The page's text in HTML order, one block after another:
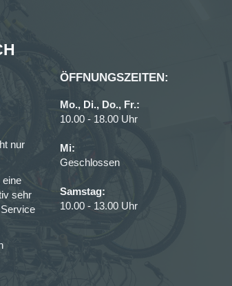
nur
eine
sehr
ÖFFNUNGSZEITEN:
Mo., Di., Do., Fr.:
10.00 - 18.00 Uhr
Mi:
Geschlossen
Samstag:
10.00 - 13.00 Uhr